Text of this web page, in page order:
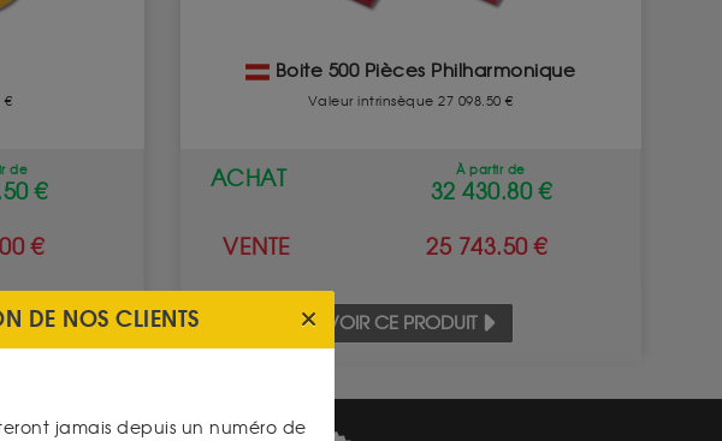
€
de
€
€
Boite 500 Pièces Philharmonique
Valeur intrinsèque 27 098.50 €
ACHAT À partir de
32 430.80 €
VENTE 25 743.50 €
VOIR CE PRODUIT
DE NOS CLIENTS
jamais depuis un numéro de